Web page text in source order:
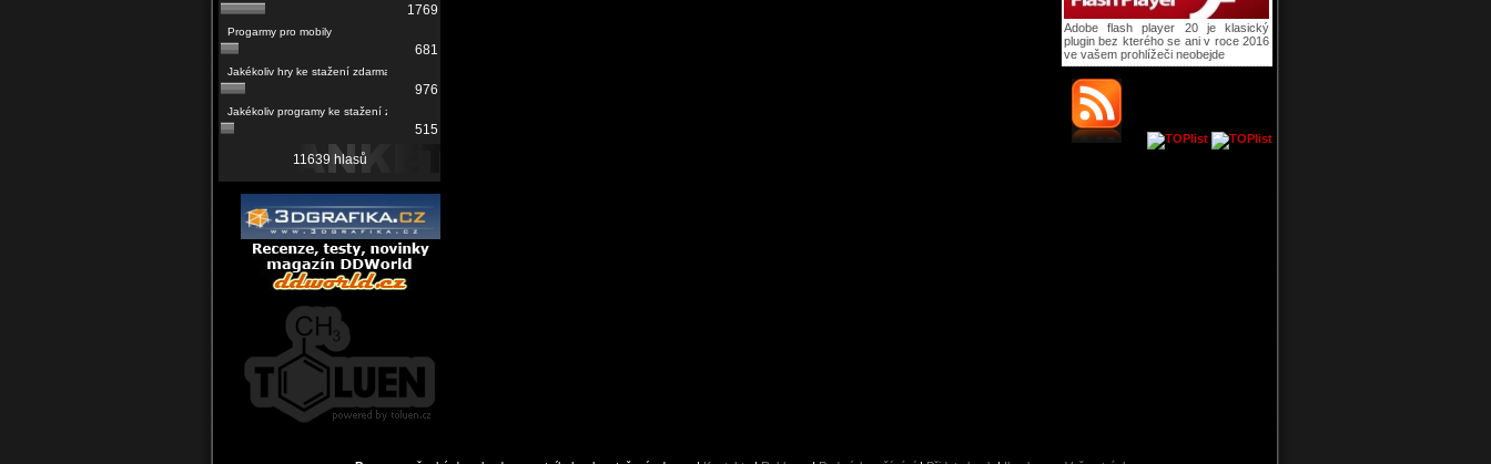
1769
681
976
515
11639 hlasů
Adobe flash player 20 je klasický
plugin bez kterého se ani v roce 2016
ve vašem prohlížeči neobejde